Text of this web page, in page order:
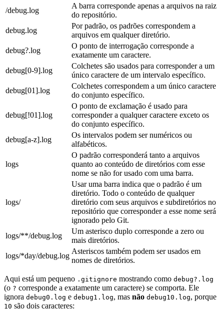
/debug.log
A barra corresponde apenas a arquivos na raiz
do repositório.
debug.log
Por padrão, os padrões correspondem a
arquivos em qualquer diretório.
debug?.log
O ponto de interrogação corresponde a
exatamente um caractere.
debug[0-9].log
Colchetes são usados para corresponder a um
único caractere de um intervalo específico.
debug[01].log
Colchetes correspondem a um único caractere
do conjunto específico.
debug[!01].log
O ponto de exclamação é usado para
corresponder a qualquer caractere exceto os
do conjunto específico.
debug[a-z].log
Os intervalos podem ser numéricos ou
alfabéticos.
logs
O padrão corresponderá tanto a arquivos
quanto ao conteúdo de diretórios com esse
nome se não for usado com uma barra.
logs/
Usar uma barra indica que o padrão é um
diretório. Todo o conteúdo de qualquer
diretório com seus arquivos e subdiretórios no
repositório que corresponder a esse nome será
ignorado pelo Git.
logs/**/debug.log
Um asterisco duplo corresponde a zero ou
mais diretórios.
logs/*day/debug.log
Asteriscos também podem ser usados em
nomes de diretórios.
Aqui está um pequeno .gitignore mostrando como debug?.log
(o ? corresponde a exatamente um caractere) se comporta. Ele
ignora debug0.log e debug1.log, mas não debug10.log, porque
10 são dois caracteres: